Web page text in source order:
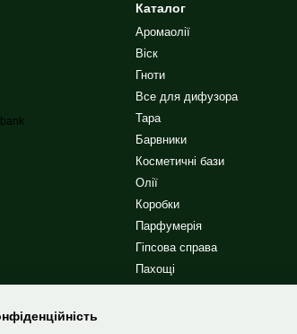
Каталог
Аромаолії
Віск
Гноти
Все для дифузора
Тара
Барвники
Косметичні бази
Олії
Коробки
Парфумерія
Гіпсова справа
Пахощі